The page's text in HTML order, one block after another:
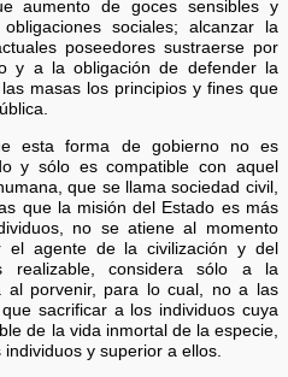
aumento de goces sensibles y
sociales; alcanzar la
poseedores sustraerse por
y a la obligación de defender la
masas los principios y fines que
esta forma de gobierno no es
y sólo es compatible con aquel
que se llama sociedad civil,
que la misión del Estado es más
no se atiene al momento
el agente de la civilización y del
realizable, considera sólo a la
al porvenir, para lo cual, no a las
sacrificar a los individuos cuya
de la vida inmortal de la especie,
y superior a ellos.